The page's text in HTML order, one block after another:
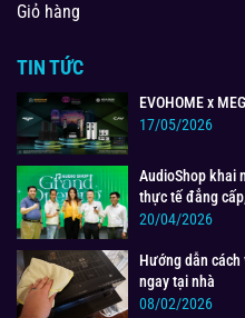
Giỏ hàng
TIN TỨC
EVOHOME x
17/05/2026
AudioShop khai
thực tế đẳng
20/04/2026
Hướng dẫn
ngay tại nhà
08/02/2026